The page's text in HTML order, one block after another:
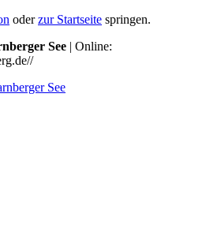
oderzur Startseite springen.
See | Online: